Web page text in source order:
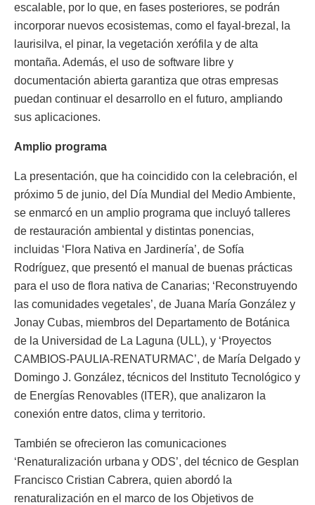
escalable, por lo que, en fases posteriores, se podrán
incorporar nuevos ecosistemas, como el fayal-brezal, la
laurisilva, el pinar, la vegetación xerófila y de alta
montaña. Además, el uso de software libre y
documentación abierta garantiza que otras empresas
puedan continuar el desarrollo en el futuro, ampliando
sus aplicaciones.
Amplio programa
La presentación, que ha coincidido con la celebración, el
próximo 5 de junio, del Día Mundial del Medio Ambiente,
se enmarcó en un amplio programa que incluyó talleres
de restauración ambiental y distintas ponencias,
incluidas ‘Flora Nativa en Jardinería’, de Sofía
Rodríguez, que presentó el manual de buenas prácticas
para el uso de flora nativa de Canarias; ‘Reconstruyendo
las comunidades vegetales’, de Juana María González y
Jonay Cubas, miembros del Departamento de Botánica
de la Universidad de La Laguna (ULL), y ‘Proyectos
CAMBIOS-PAULIA-RENATURMAC’, de María Delgado y
Domingo J. González, técnicos del Instituto Tecnológico y
de Energías Renovables (ITER), que analizaron la
conexión entre datos, clima y territorio.
También se ofrecieron las comunicaciones
‘Renaturalización urbana y ODS’, del técnico de Gesplan
Francisco Cristian Cabrera, quien abordó la
renaturalización en el marco de los Objetivos de